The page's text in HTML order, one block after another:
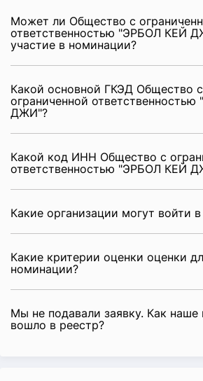
Может ли Общество с
ответственностью "ЭРБОЛ КЕЙ
участие в номинации?
Какой основной ГКЭД Общество с
ограниченной
ДЖИ"?
Какой код ИНН Общество с
ответственностью "ЭРБОЛ КЕЙ
Какие организации могут войти
Какие критерии оценки оценки
номинации?
Мы не подавали заявку. Как наше
вошло в реестр?